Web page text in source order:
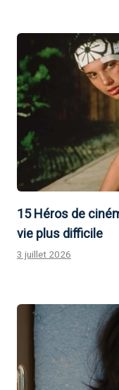
15 Héros de
vie plus difficile
3 juillet 2026